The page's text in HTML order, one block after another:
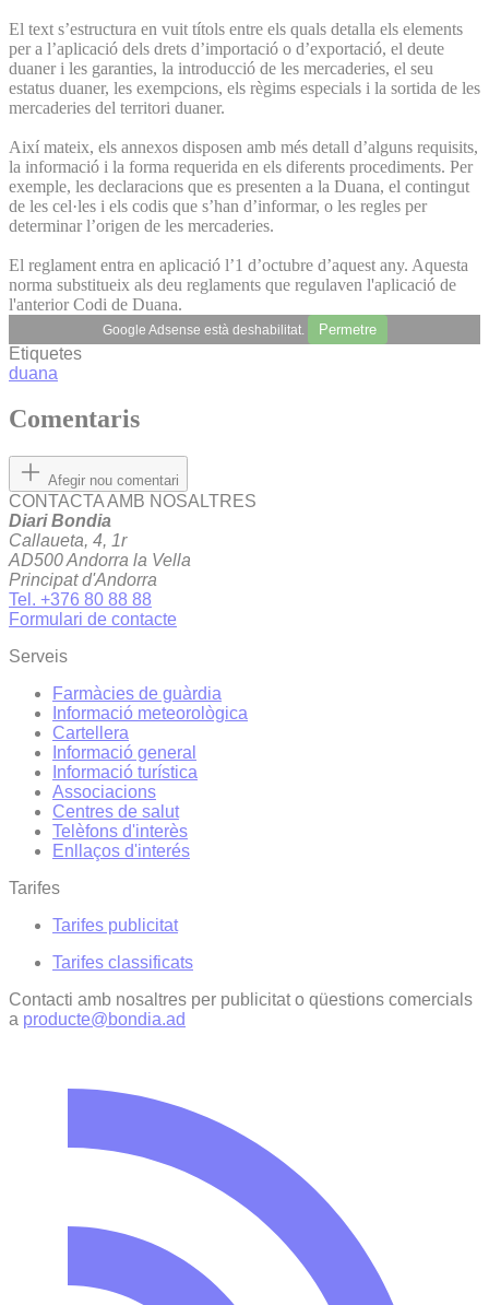
El text s’estructura en vuit títols entre els quals detalla els elements
per a l’aplicació dels drets d’importació o d’exportació, el deute
duaner i les garanties, la introducció de les mercaderies, el seu
estatus duaner, les exempcions, els règims especials i la sortida de les
mercaderies del territori duaner.
Així mateix, els annexos disposen amb més detall d’alguns requisits,
la informació i la forma requerida en els diferents procediments. Per
exemple, les declaracions que es presenten a la Duana, el contingut
de les cel·les i els codis que s’han d’informar, o les regles per
determinar l’origen de les mercaderies.
El reglament entra en aplicació l’1 d’octubre d’aquest any. Aquesta
norma substitueix als deu reglaments que regulaven l'aplicació de
l'anterior Codi de Duana.
Google Adsense està deshabilitat. Permetre
Etiquetes
duana
Comentaris
Afegir nou comentari
CONTACTA AMB NOSALTRES
Diari Bondia
Callaueta, 4, 1r
AD500 Andorra la Vella
Principat d'Andorra
Tel. +376 80 88 88
Formulari de contacte
Serveis
Farmàcies de guàrdia
Informació meteorològica
Cartellera
Informació general
Informació turística
Associacions
Centres de salut
Telèfons d'interès
Enllaços d'interés
Tarifes
Tarifes publicitat
Tarifes classificats
Contacti amb nosaltres per publicitat o qüestions comercials
a producte@bondia.ad